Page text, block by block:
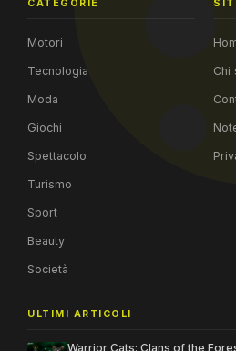
CATEGORIE
Motori
Tecnologia
Moda
Giochi
Spettacolo
Turismo
Sport
Beauty
Società
Chi
ULTIMI ARTICOLI
Warrior Cats: Clans of the